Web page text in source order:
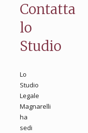
Contatta
lo
Studio
Lo
Studio
Legale
Magnarelli
ha
sedi